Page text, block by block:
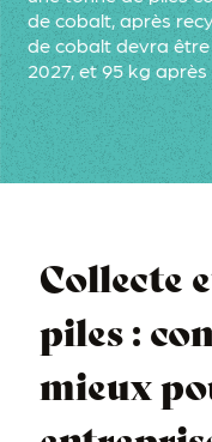
de cobalt, après
de cobalt devra être
2027, et 95 kg après
Collecte
piles :
mieux